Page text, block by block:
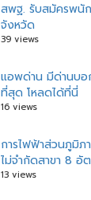
สพฐ. รับสมัครพนัก
จังหวัด
39 views
แอพด่าน มีด่านบ
ที่สุด โหลดได้ที่นี่
16 views
การไฟฟ้าส่วนภูมิ
ไม่จำกัดสาขา 8 อั
13 views